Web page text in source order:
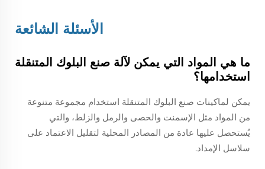
الأسئلة الشائعة
ما هي المواد التي يمكن لآلة صنع البلوك المتنقلة
استخدامها؟
يمكن لماكينات صنع البلوك المتنقلة استخدام مجموعة متنوعة
من المواد مثل الإسمنت والحصى والرمل والزلط، والتي
يُستحصل عليها عادة من المصادر المحلية لتقليل الاعتماد على
سلاسل الإمداد.